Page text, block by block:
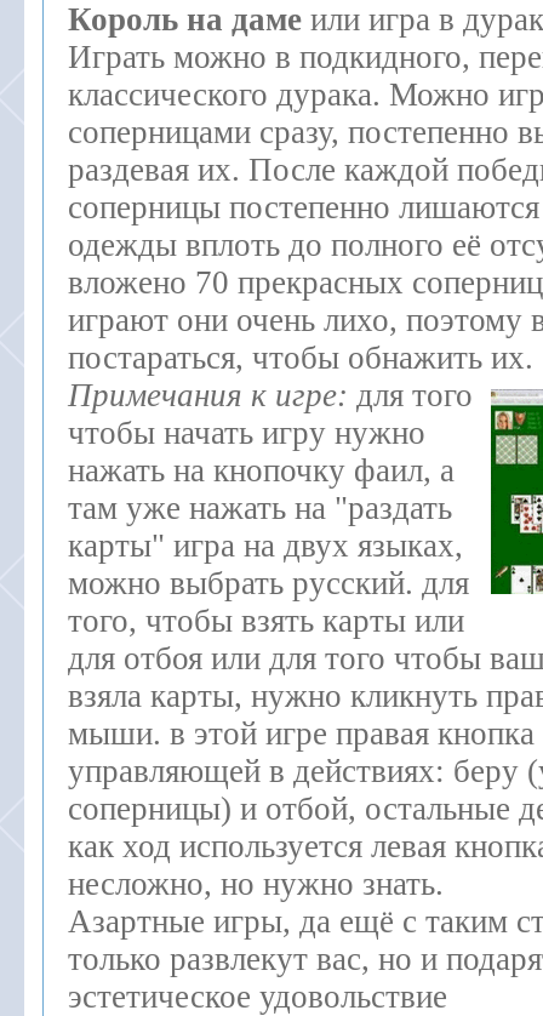
Король на даме или игра в
Играть можно в подкидного,
классического дурака. Можно
соперницами сразу, постепенно
раздевая их. После каждой
соперницы постепенно
одежды вплоть до полного её
вложено 70 прекрасных
играют они очень лихо, поэтому
постараться, чтобы обнажить их.
Примечания к игре: для того
чтобы начать игру нужно
нажать на кнопочку фаил, а
там уже нажать на "раздать
карты" игра на двух языках,
можно выбрать русский. для
того, чтобы взять карты или
для отбоя или для того чтобы
взяла карты, нужно кликнуть
мыши. в этой игре правая
управляющей в действиях: беру
соперницы) и отбой, остальные
как ход используется левая
несложно, но нужно знать.
Азартные игры, да ещё с таким
только развлекут вас, но и
эстетическое удовольствие